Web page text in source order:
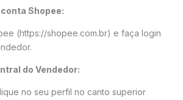
Shopee:
(https://shopee.com.br) e faça login
do Vendedor:
no seu perfil no canto superior